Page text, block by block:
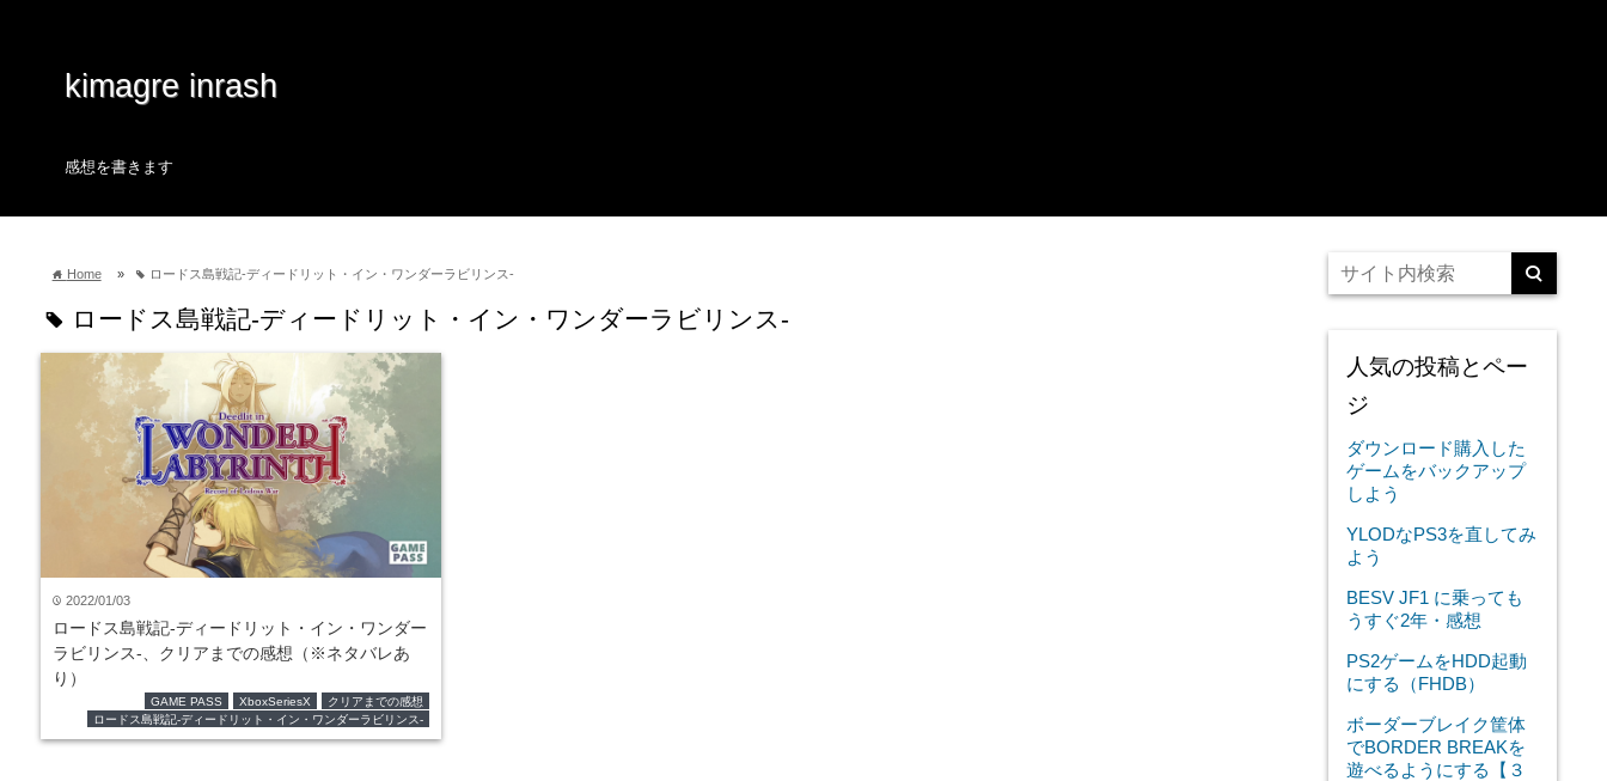
kimagre inrash
感想を書きます
home Home » tag ロードス島戦記-ディードリット・イン・ワンダーラビリンス-
tag ロードス島戦記-ディードリット・イン・ワンダーラビリンス-
time 2022/01/03
ロードス島戦記-ディードリット・イン・ワンダー
ラビリンス-、クリアまでの感想（※ネタバレあ
り）
GAME PASS XboxSeriesX
クリアまでの感想
ロードス島戦記-ディードリット・イン・ワンダーラビリンス-
人気の投稿とペー
ジ
ダウンロード購入した
ゲームをバックアップ
しよう
YLODなPS3を直してみ
よう
BESV JF1 に乗っても
うすぐ2年・感想
PS2ゲームをHDD起動
にする（FHDB）
ボーダーブレイク筐体
でBORDER BREAKを
遊べるようにする【３